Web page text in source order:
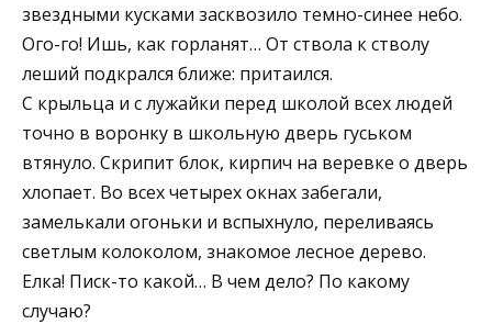
звездными кусками засквозило темно-синее небо.
Ого-го! Ишь, как горланят… От ствола к стволу
леший подкрался ближе: притаился.
С крыльца и с лужайки перед школой всех людей
точно в воронку в школьную дверь гуськом
втянуло. Скрипит блок, кирпич на веревке о дверь
хлопает. Во всех четырех окнах забегали,
замелькали огоньки и вспыхнуло, переливаясь
светлым колоколом, знакомое лесное дерево.
Елка! Писк-то какой… В чем дело? По какому
случаю?